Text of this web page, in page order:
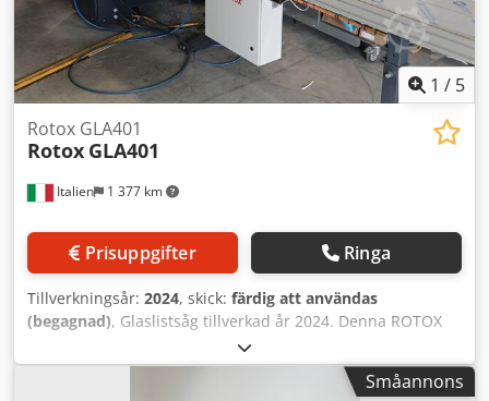
1 / 5
Italien 1 377 km
Rotox GLA401
Rotox GLA401
Prisuppgifter Ringa
Tillverkningsår: 2024, skick: färdig att användas
(begagnad), Glaslistsåg tillverkad år 2024. Denna ROTOX
GLA 401 möjliggör samtidig kapning av 4 glaslister i 45°-
vinkel samt fräsning av fästhål. Den är utrustad med
pneumatisk materialklämning och ett elektriskt låsbart
Småannons